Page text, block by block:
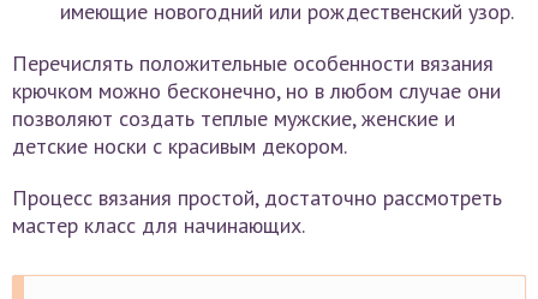
имеющие новогодний или рождественский узор.
Перечислять положительные особенности вязания
крючком можно бесконечно, но в любом случае они
позволяют создать теплые мужские, женские и
детские носки с красивым декором.
Процесс вязания простой, достаточно рассмотреть
мастер класс для начинающих.